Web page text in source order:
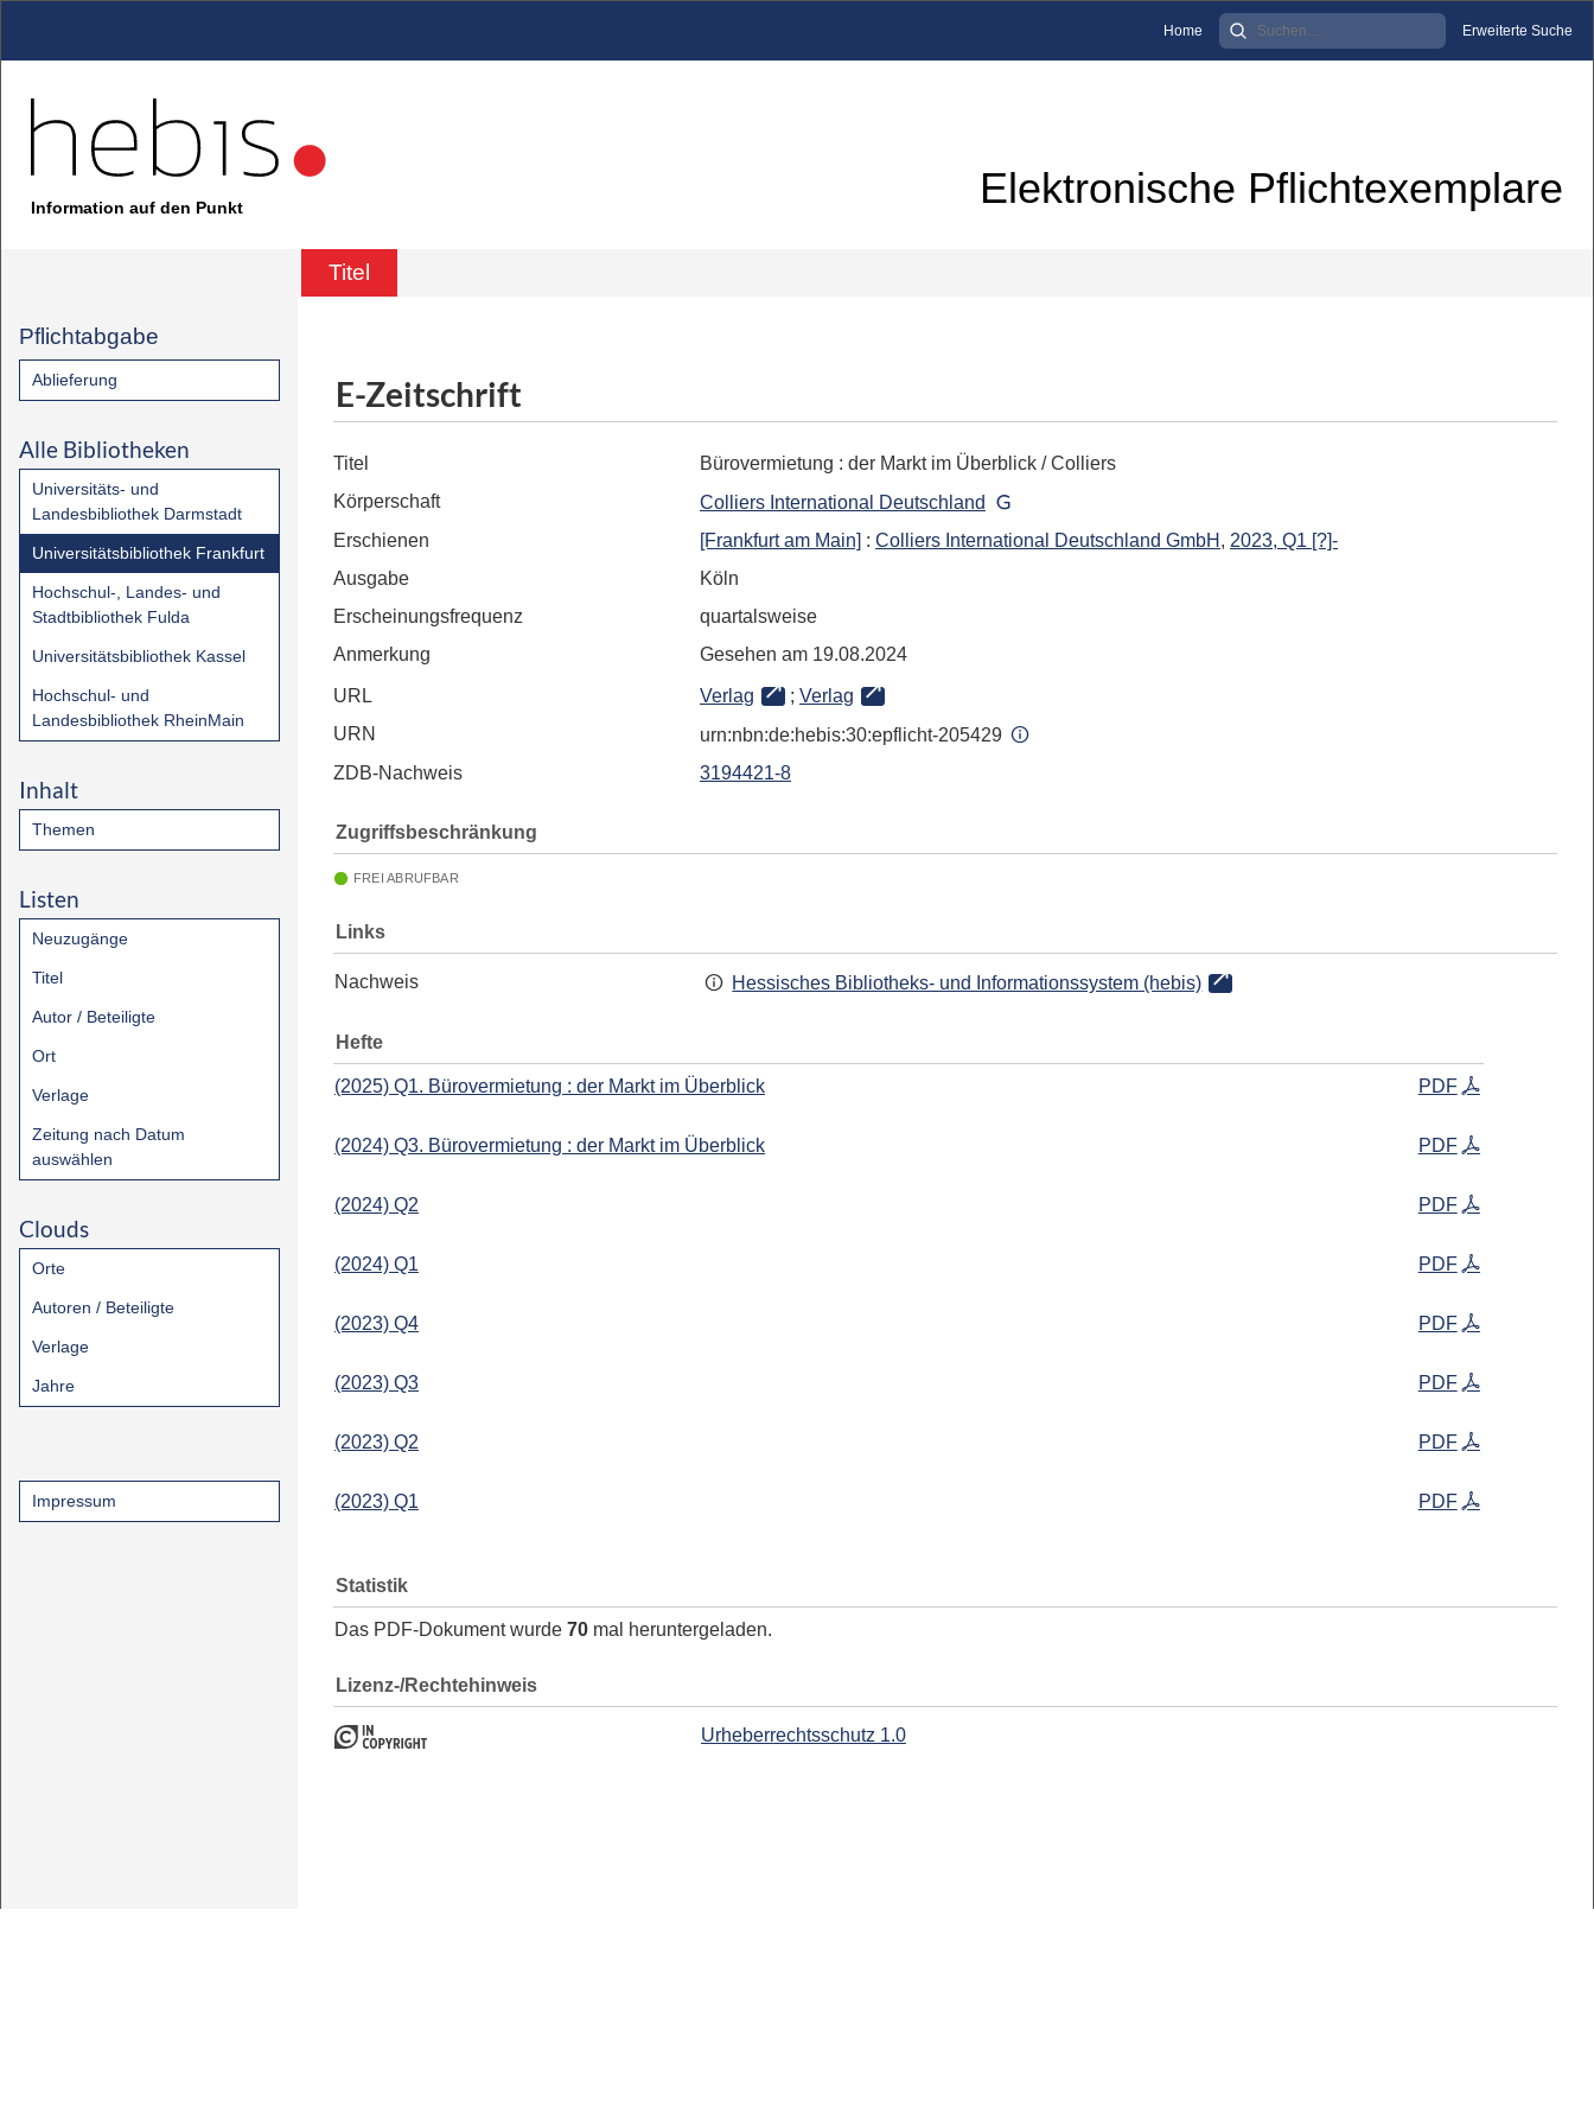
Home Erweiterte Suche
Information auf den Punkt Elektronische Pflichtexemplare
Titel
Pflichtabgabe
Ablieferung
Alle Bibliotheken
Universitäts- und
Landesbibliothek Darmstadt
Universitätsbibliothek Frankfurt
Hochschul-, Landes- und
Stadtbibliothek Fulda
Universitätsbibliothek Kassel
Hochschul- und
Landesbibliothek RheinMain
Inhalt
Themen
Listen
Neuzugänge
Titel
Autor / Beteiligte
Ort
Verlage
Zeitung nach Datum
auswählen
Clouds
Orte
Autoren / Beteiligte
Verlage
Jahre
Impressum
E-Zeitschrift
Titel Bürovermietung : der Markt im Überblick / Colliers
Körperschaft
Colliers International Deutschland
Erschienen
[Frankfurt am Main] : Colliers International Deutschland GmbH , 2023, Q1 [?]-
Ausgabe
Köln
Erscheinungsfrequenz
quartalsweise
Anmerkung
Gesehen am 19.08.2024
URL Verlag ; Verlag
URN
urn:nbn:de:hebis:30:epflicht-205429
ZDB-Nachweis
3194421-8
Zugriffsbeschränkung
FREI ABRUFBAR
Links
Nachweis Hessisches Bibliotheks- und Informationssystem (hebis)
Hefte
PDF
(2025) Q1. Bürovermietung : der Markt im Überblick
PDF
(2024) Q3. Bürovermietung : der Markt im Überblick
PDF
(2024) Q2
PDF
(2024) Q1
PDF
(2023) Q4
PDF
(2023) Q3
PDF
(2023) Q2
PDF
(2023) Q1
Statistik
Das PDF-Dokument wurde 70 mal heruntergeladen.
Lizenz-/Rechtehinweis
Urheberrechtsschutz 1.0